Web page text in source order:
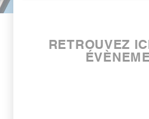
RETROUVEZ